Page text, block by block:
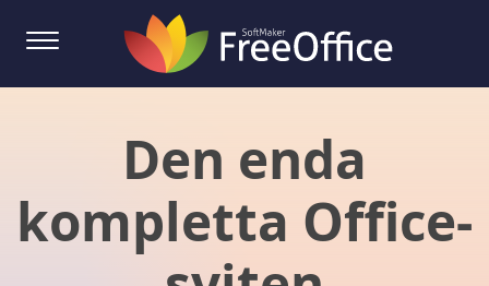
Den enda
kompletta Office-